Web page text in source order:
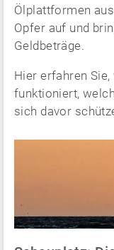
Ölplattformen
Opfer auf und
Geldbeträge.
Hier erfahren
funktioniert,
sich davor